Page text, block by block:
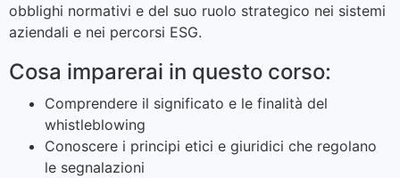
obblighi normativi e del suo ruolo strategico nei sistemi
aziendali e nei percorsi ESG.
Cosa imparerai in questo corso:
Comprendere il significato e le finalità del
whistleblowing
Conoscere i principi etici e giuridici che regolano
le segnalazioni